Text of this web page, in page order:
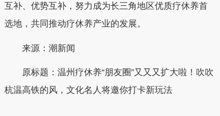
互补、优势互补，努力成为长三角地区优质疗休养首
选地，共同推动疗休养产业的发展。
来源：潮新闻
原标题：温州疗休养“朋友圈”又又又扩大啦！吹吹
杭温高铁的风，文化名人将邀你打卡新玩法